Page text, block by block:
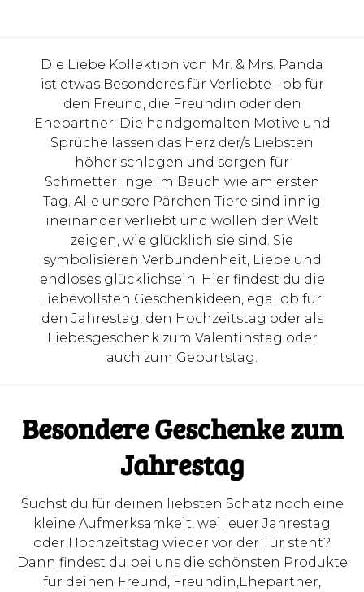
Die Liebe Kollektion von Mr. & Mrs. Panda
ist etwas Besonderes für Verliebte - ob für
den Freund, die Freundin oder den
Ehepartner. Die handgemalten Motive und
Sprüche lassen das Herz der/s Liebsten
höher schlagen und sorgen für
Schmetterlinge im Bauch wie am ersten
Tag. Alle unsere Pärchen Tiere sind innig
ineinander verliebt und wollen der Welt
zeigen, wie glücklich sie sind. Sie
symbolisieren Verbundenheit, Liebe und
endloses glücklichsein. Hier findest du die
liebevollsten Geschenkideen, egal ob für
den Jahrestag, den Hochzeitstag oder als
Liebesgeschenk zum Valentinstag oder
auch zum Geburtstag.
Besondere Geschenke zum
Jahrestag
Suchst du für deinen liebsten Schatz noch eine
kleine Aufmerksamkeit, weil euer Jahrestag
oder Hochzeitstag wieder vor der Tür steht?
Dann findest du bei uns die schönsten Produkte
für deinen Freund, Freundin,Ehepartner,